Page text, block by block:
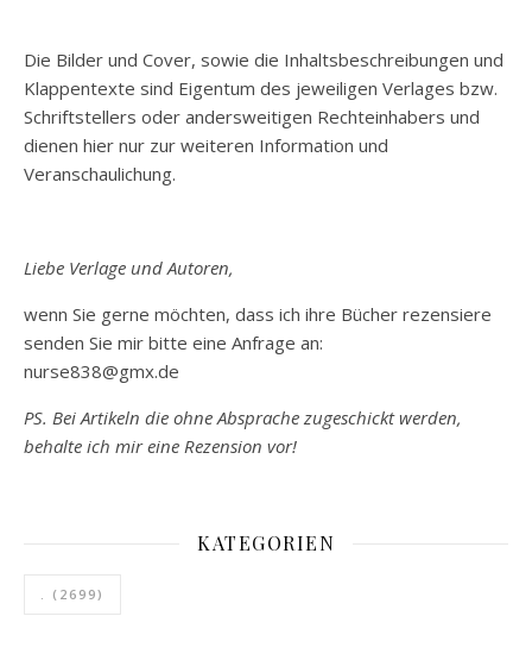
Die Bilder und Cover, sowie die Inhaltsbeschreibungen und
Klappentexte sind Eigentum des jeweiligen Verlages bzw.
Schriftstellers oder andersweitigen Rechteinhabers und
dienen hier nur zur weiteren Information und
Veranschaulichung.
Liebe Verlage und Autoren,
wenn Sie gerne möchten, dass ich ihre Bücher rezensiere
senden Sie mir bitte eine Anfrage an:
nurse838@gmx.de
PS. Bei Artikeln die ohne Absprache zugeschickt werden,
behalte ich mir eine Rezension vor!
KATEGORIEN
. (2699)